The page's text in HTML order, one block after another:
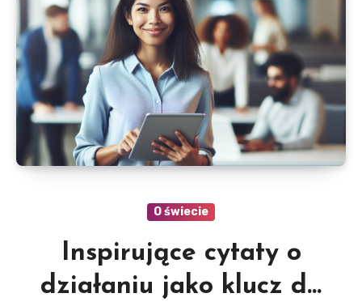
O świecie
Inspirujące cytaty o
działaniu jako klucz do